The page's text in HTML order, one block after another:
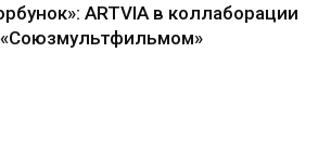
ARTVIA в коллаборации